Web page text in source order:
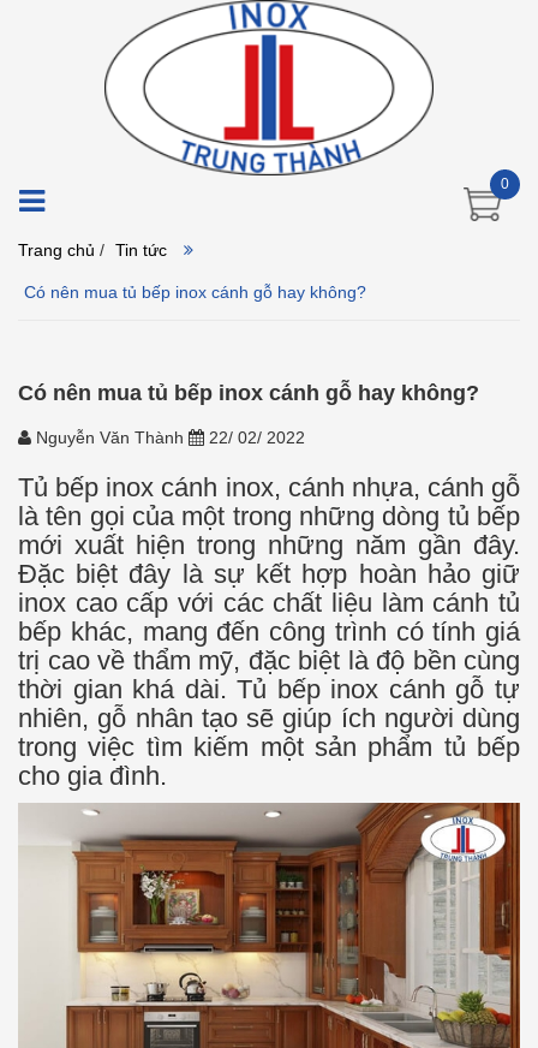
0
Trang chủ / Tin tức
Có nên mua tủ bếp inox cánh gỗ hay không?
Có nên mua tủ bếp inox cánh gỗ hay không?
Nguyễn Văn Thành 22/ 02/ 2022
Tủ bếp inox cánh inox, cánh nhựa, cánh gỗ
là tên gọi của một trong những dòng tủ bếp
mới xuất hiện trong những năm gần đây.
Đặc biệt đây là sự kết hợp hoàn hảo giữ
inox cao cấp với các chất liệu làm cánh tủ
bếp khác, mang đến công trình có tính giá
trị cao về thẩm mỹ, đặc biệt là độ bền cùng
thời gian khá dài. Tủ bếp inox cánh gỗ tự
nhiên, gỗ nhân tạo sẽ giúp ích người dùng
trong việc tìm kiếm một sản phẩm tủ bếp
cho gia đình.